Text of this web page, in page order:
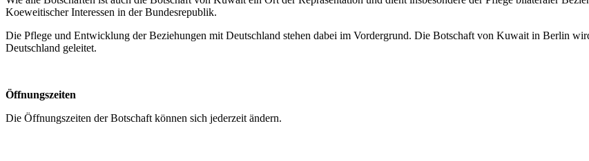
Koeweitischer Interessen in der Bundesrepublik.
Die Pflege und Entwicklung der Beziehungen mit Deutschland stehen dabei im Vordergrund. Die Botschaft von Kuwait in Berlin
Deutschland geleitet.
Öffnungszeiten
Die Öffnungszeiten der Botschaft können sich jederzeit ändern.